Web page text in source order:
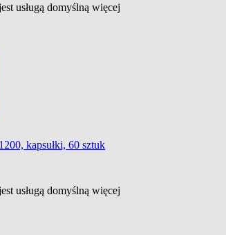
usługą domyślną więcej
kapsułki, 60 sztuk
usługą domyślną więcej